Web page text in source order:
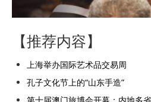
【推荐内容】
上海举办国际艺术品交易周
孔子文化节上的“山东手造”